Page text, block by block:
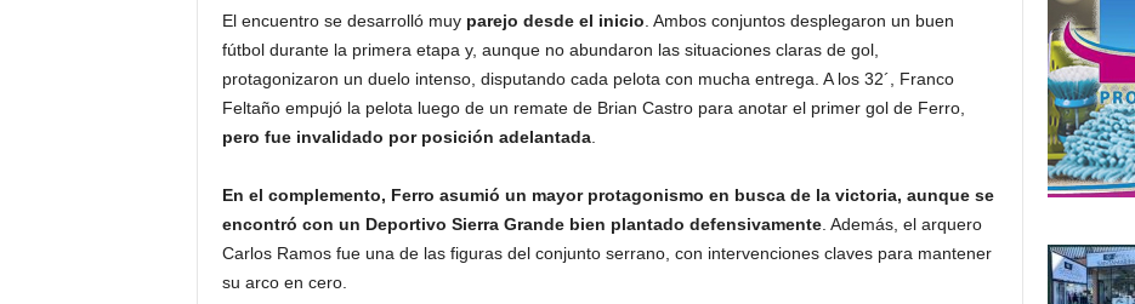
El encuentro se desarrolló muyparejo desde el inicio . Ambos conjuntos desplegaron un buen
fútbol durante la primera etapa y, aunque no abundaron las situaciones claras de gol,
protagonizaron un duelo intenso, disputando cada pelota con mucha entrega. A los 32´, Franco
Feltaño empujó la pelota luego de un remate de Brian Castro para anotar el primer gol de Ferro,
pero fue invalidado por posición adelantada.
En el complemento, Ferro asumió un mayor protagonismo en busca de la victoria, aunque se
encontró con un Deportivo Sierra Grande bien plantado defensivamente. Además, el arquero
Carlos Ramos fue una de las figuras del conjunto serrano, con intervenciones claves para mantener
su arco en cero.